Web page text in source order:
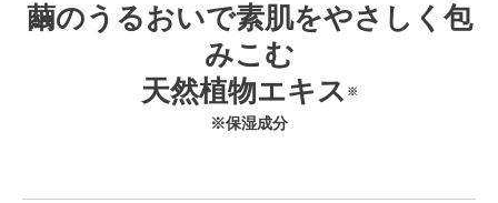
繭のうるおいで素肌をやさしく包
みこむ
天然植物エキス ※
※保湿成分